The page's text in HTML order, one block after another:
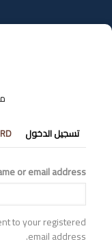
إلى
المحتوى
التبويبات
الأساسية
تسجيل الدخول
or email address
to your registered
email address.